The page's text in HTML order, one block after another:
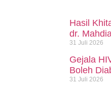
Hasil
dr.
31 Juli 2026
Gejala
Boleh
31 Juli 2026